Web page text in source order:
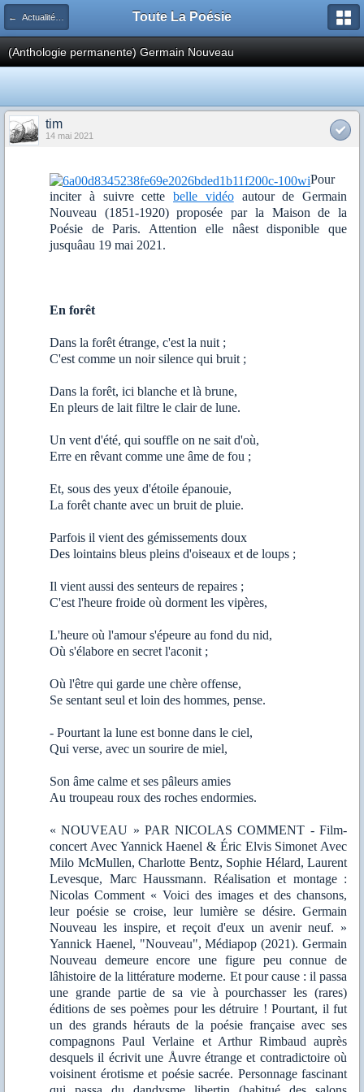
← Actualités de la poésie Toute La Poésie
(Anthologie permanente) Germain Nouveau
tim
14 mai 2021
Pour
inciter à suivre cette belle vidéoautour de Germain
Nouveau (1851-1920) proposée par la Maison de la
Poésie de Paris. Attention elle nâest disponible que
jusquâau 19 mai 2021.
En forêt
Dans la forêt étrange, c'est la nuit ;
C'est comme un noir silence qui bruit ;
Dans la forêt, ici blanche et là brune,
En pleurs de lait filtre le clair de lune.
Un vent d'été, qui souffle on ne sait d'où,
Erre en rêvant comme une âme de fou ;
Et, sous des yeux d'étoile épanouie,
La forêt chante avec un bruit de pluie.
Parfois il vient des gémissements doux
Des lointains bleus pleins d'oiseaux et de loups ;
Il vient aussi des senteurs de repaires ;
C'est l'heure froide où dorment les vipères,
L'heure où l'amour s'épeure au fond du nid,
Où s'élabore en secret l'aconit ;
Où l'être qui garde une chère offense,
Se sentant seul et loin des hommes, pense.
- Pourtant la lune est bonne dans le ciel,
Qui verse, avec un sourire de miel,
Son âme calme et ses pâleurs amies
Au troupeau roux des roches endormies.
« NOUVEAU » PAR NICOLAS COMMENT - Film-
concert Avec Yannick Haenel & Éric Elvis Simonet Avec
Milo McMullen, Charlotte Bentz, Sophie Hélard, Laurent
Levesque, Marc Haussmann. Réalisation et montage :
Nicolas Comment « Voici des images et des chansons,
leur poésie se croise, leur lumière se désire. Germain
Nouveau les inspire, et reçoit d'eux un avenir neuf. »
Yannick Haenel, "Nouveau", Médiapop (2021). Germain
Nouveau demeure encore une figure peu connue de
lâhistoire de la littérature moderne. Et pour cause : il passa
une grande partie de sa vie à pourchasser les (rares)
éditions de ses poèmes pour les détruire ! Pourtant, il fut
un des grands hérauts de la poésie française avec ses
compagnons Paul Verlaine et Arthur Rimbaud auprès
desquels il écrivit une Åuvre étrange et contradictoire où
voisinent érotisme et poésie sacrée. Personnage fascinant